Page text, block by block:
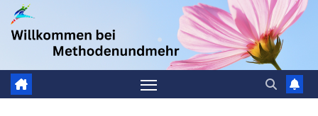
Zum
Inhalt
.